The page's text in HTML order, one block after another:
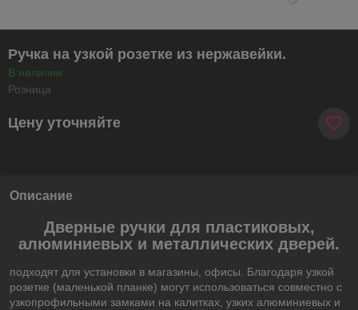
Ручка на узкой розетке из нержавейки.
В наличии
Розница
Цену уточняйте
Описание
Дверные ручки для пластиковых,
алюминиевых и металлических дверей.
подходят для установки в магазины, офисы. Благодаря узкой
розетке (маленькой планке) могут использоваться совместно с
узкопрофильными замками на калитках, узких алюминиевых и